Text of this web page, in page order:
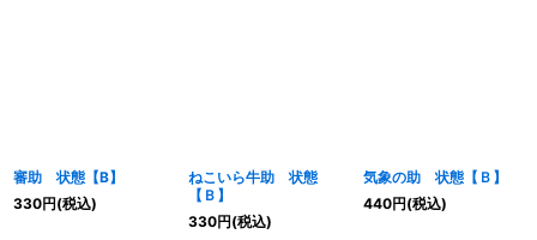
審助 状態【B】
330円(税込)
ねこいら牛助 状態
【Ｂ】
330円(税込)
気象の助 状態【Ｂ】
440円(税込)